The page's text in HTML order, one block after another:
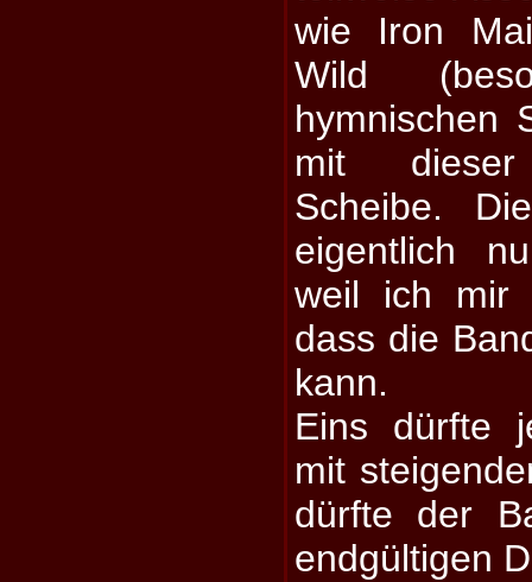
wie Iron
Wild
hymnischen
mit dieser
Scheibe.
eigentlich
weil ich mir
dass die
kann.
Eins dürfte
mit
dürfte der
endgültigen